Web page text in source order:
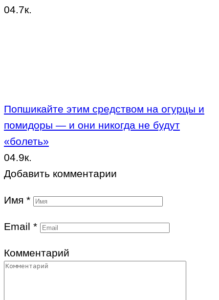
04.7к.
Попшикайте этим средством на огурцы и
помидоры — и они никогда не будут
«болеть»
04.9к.
Добавить комментарии
Имя *
Email *
Комментарий